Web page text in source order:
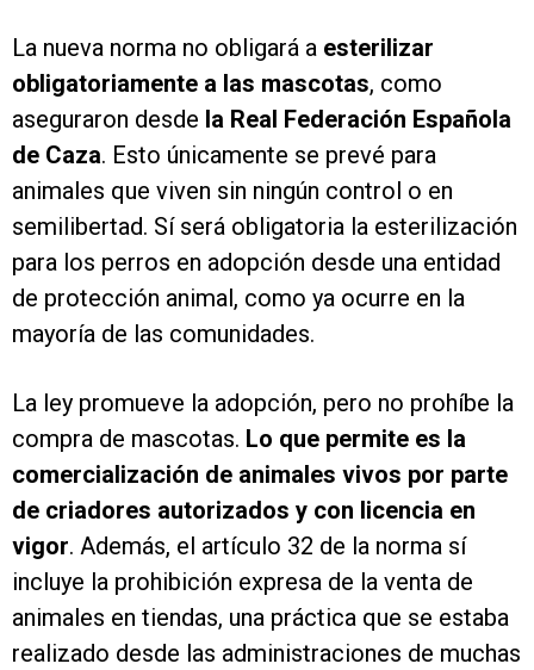
La nueva norma no obligará a esterilizar
obligatoriamente a las mascotas, como
aseguraron desde la Real Federación Española
de Caza. Esto únicamente se prevé para
animales que viven sin ningún control o en
semilibertad. Sí será obligatoria la esterilización
para los perros en adopción desde una entidad
de protección animal, como ya ocurre en la
mayoría de las comunidades.
La ley promueve la adopción, pero no prohíbe la
compra de mascotas. Lo que permite es la
comercialización de animales vivos por parte
de criadores autorizados y con licencia en
vigor. Además, el artículo 32 de la norma sí
incluye la prohibición expresa de la venta de
animales en tiendas, una práctica que se estaba
realizado desde las administraciones de muchas